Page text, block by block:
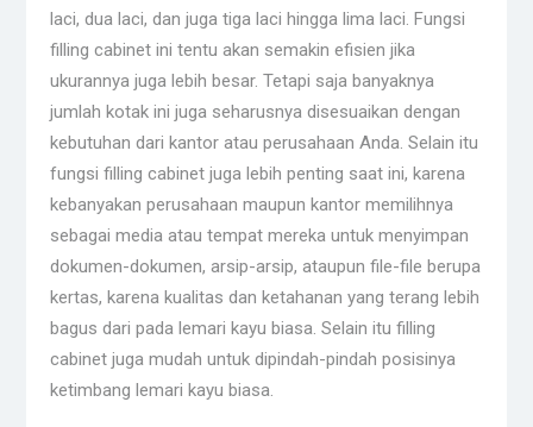
laci, dua laci, dan juga tiga laci hingga lima laci. Fungsi
filling cabinet ini tentu akan semakin efisien jika
ukurannya juga lebih besar. Tetapi saja banyaknya
jumlah kotak ini juga seharusnya disesuaikan dengan
kebutuhan dari kantor atau perusahaan Anda. Selain itu
fungsi filling cabinet juga lebih penting saat ini, karena
kebanyakan perusahaan maupun kantor memilihnya
sebagai media atau tempat mereka untuk menyimpan
dokumen-dokumen, arsip-arsip, ataupun file-file berupa
kertas, karena kualitas dan ketahanan yang terang lebih
bagus dari pada lemari kayu biasa. Selain itu filling
cabinet juga mudah untuk dipindah-pindah posisinya
ketimbang lemari kayu biasa.